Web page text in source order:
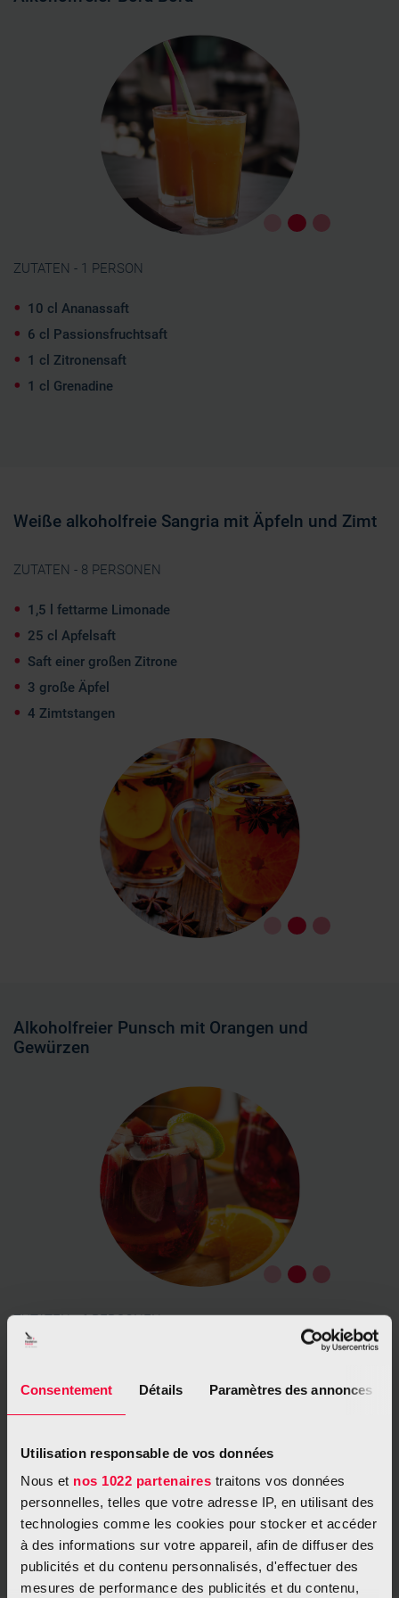
Consentement Détails Paramètres des annonces
Utilisation responsable de vos données
Nous et nos 1022 partenaires traitons vos données
personnelles, telles que votre adresse IP, en utilisant des
technologies comme les cookies pour stocker et accéder
à des informations sur votre appareil, afin de diffuser des
publicités et du contenu personnalisés, d'effectuer des
mesures de performance des publicités et du contenu,
ZUTATEN - 1 PERSON
10 cl Ananassaft
6 cl Passionsfruchtsaft
1 cl Zitronensaft
1 cl Grenadine
Weiße alkoholfreie Sangria mit Äpfeln und Zimt
ZUTATEN - 8 PERSONEN
1,5 l fettarme Limonade
25 cl Apfelsaft
Saft einer großen Zitrone
3 große Äpfel
4 Zimtstangen
Alkoholfreier Punsch mit Orangen und
Gewürzen
ZUTATEN - 6 PERSONEN
75 cl fettarme Limonade
1 kleines Glas Grenadine
4 Gewürznelken
2 Sternanissterne
2 Zimtstangen